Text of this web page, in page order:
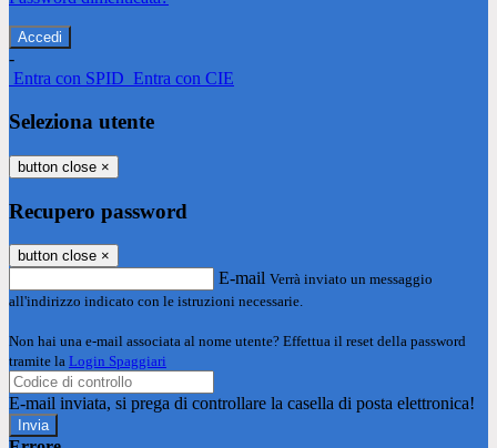
-
Entra con SPID Entra con CIE
Seleziona utente
button close ×
Recupero password
button close ×
E-mail Verrà inviato un messaggio
all'indirizzo indicato con le istruzioni necessarie.
Non hai una e-mail associata al nome utente? Effettua il reset della password
tramite la Login Spaggiari
E-mail inviata, si prega di controllare la casella di posta elettronica!